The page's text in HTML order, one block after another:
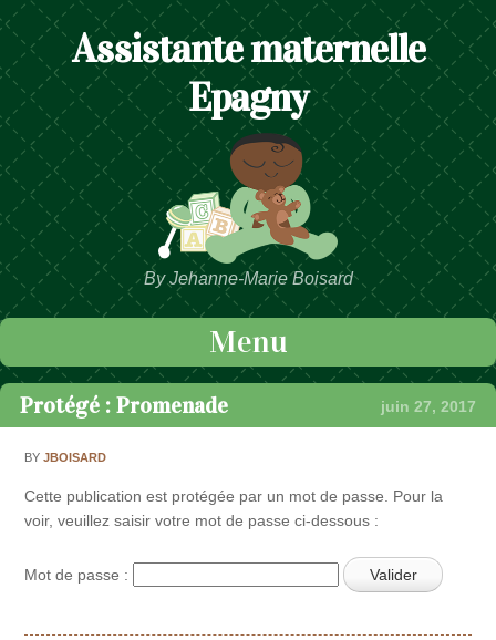
Assistante maternelle
Epagny
By Jehanne-Marie Boisard
Menu
Passer au contenu
Protégé : Promenade juin 27, 2017
BYJBOISARD
Cette publication est protégée par un mot de passe. Pour la
voir, veuillez saisir votre mot de passe ci-dessous :
Mot de passe :